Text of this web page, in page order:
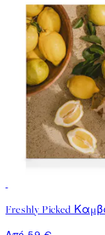
Freshly Picked